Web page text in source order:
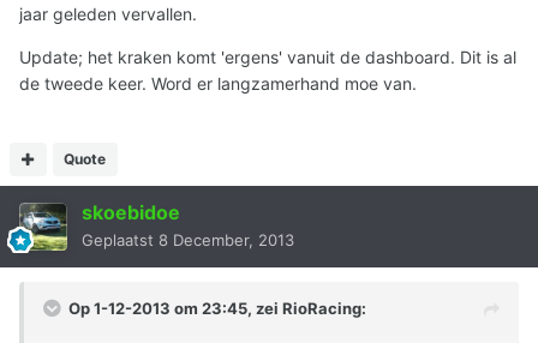
jaar geleden vervallen.
Update; het kraken komt 'ergens' vanuit de dashboard. Dit is al
de tweede keer. Word er langzamerhand moe van.
Quote
skoebidoe
Geplaatst 8 December, 2013
Op 1-12-2013 om 23:45, zei RioRacing: